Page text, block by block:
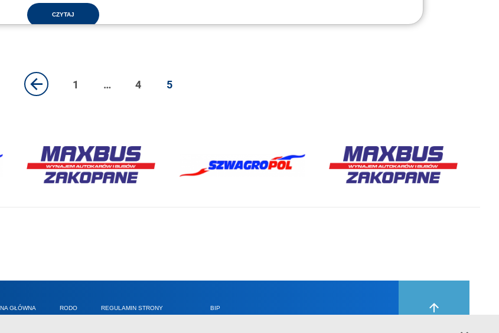
CZYTAJ
1 … 4 5
GŁÓWNA RODO REGULAMIN STRONY BIP